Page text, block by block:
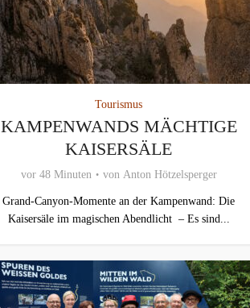
Tourismus
KAMPENWANDS MÄCHTIGE
KAISERSÄLE
vor 48 Minuten von Anton Hötzelsperger
Grand-Canyon-Momente an der Kampenwand: Die
Kaisersäle im magischen Abendlicht – Es sind...